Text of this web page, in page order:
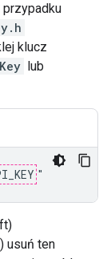
przypadku
klucz
lub
"
usuń ten